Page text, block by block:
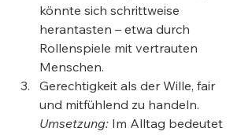
könnte sich schrittweise
herantasten – etwa durch
Rollenspiele mit vertrauten
Menschen.
Gerechtigkeit als der Wille, fair
und mitfühlend zu handeln.
Umsetzung: Im Alltag bedeutet